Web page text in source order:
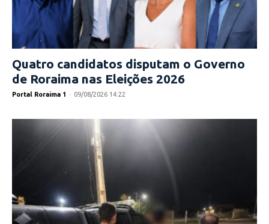
Quatro candidatos disputam o Governo
de Roraima nas Eleições 2026
Portal Roraima 1 - 09/08/2026 14:22